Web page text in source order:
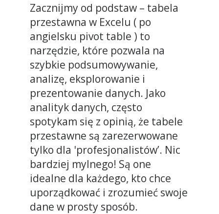
Zacznijmy od podstaw – tabela
przestawna w Excelu ( po
angielsku pivot table ) to
narzędzie, które pozwala na
szybkie podsumowywanie,
analizę, eksplorowanie i
prezentowanie danych. Jako
analityk danych, często
spotykam się z opinią, że tabele
przestawne są zarezerwowane
tylko dla 'profesjonalistów’. Nic
bardziej mylnego! Są one
idealne dla każdego, kto chce
uporządkować i zrozumieć swoje
dane w prosty sposób.